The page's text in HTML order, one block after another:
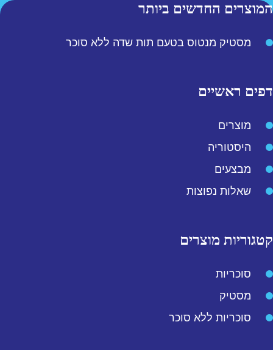
המוצרים החדשים ביותר
מסטיק מנטוס בטעם תות שדה ללא סוכר
דפים ראשיים
מוצרים
היסטוריה
מבצעים
שאלות נפוצות
קטגוריות מוצרים
סוכריות
מסטיק
סוכריות ללא סוכר